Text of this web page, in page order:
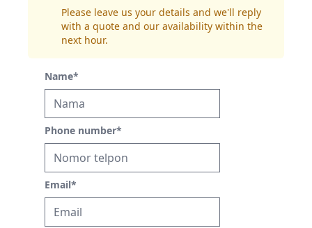
Please leave us your details and we'll reply
with a quote and our availability within the
next hour.
Name*
Phone number*
Email*